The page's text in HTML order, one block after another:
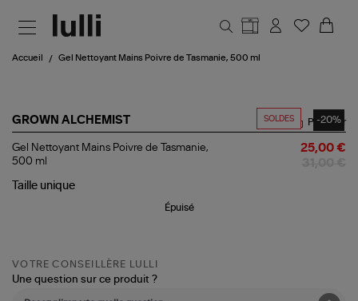
Accueil Gel Nettoyant Mains Poivre de Tasmanie, 500 ml
SOLDES -20%
GROWN ALCHEMIST
Gel
Nettoyant
Poivre
Partager
Gel Nettoyant Mains Poivre de Tasmanie,
500 ml
25,00 €
Taille unique
Épuisé
VOTRE CONSEILLÈRE LULLI
Une question sur ce produit ?